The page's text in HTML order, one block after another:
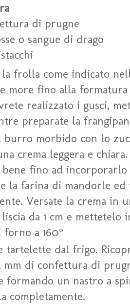
di prugne
o sangue di drago
la frolla come indicato
more fino alla formatura
realizzato i gusci,
preparate la
burro morbido con lo
crema leggera e
bene fino ad
la farina di mandorle
Versate la crema in
da 1 cm e
forno a 160°
tartelette dal frigo.
mm di confettura di
formando un nastro a
completamente.